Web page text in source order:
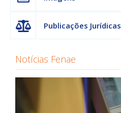
Publicações Jurídicas
Notícias Fenae